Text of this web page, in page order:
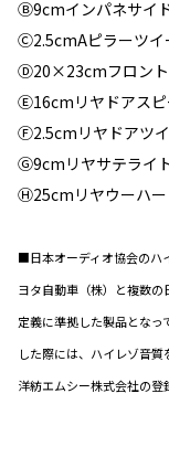
Ⓑ9cmインパネサイ
Ⓒ2.5cmAピラーツ
Ⓓ20×23cmフロン
Ⓔ16cmリヤドアス
Ⓕ2.5cmリヤドアツ
Ⓖ9cmリヤサテライ
Ⓗ25cmリヤウーハー
■日本オーディオ協会の
ヨタ自動車（株）と複数
定義に準拠した製品とな
した際には、ハイレゾ音
洋紡エムシー株式会社の登